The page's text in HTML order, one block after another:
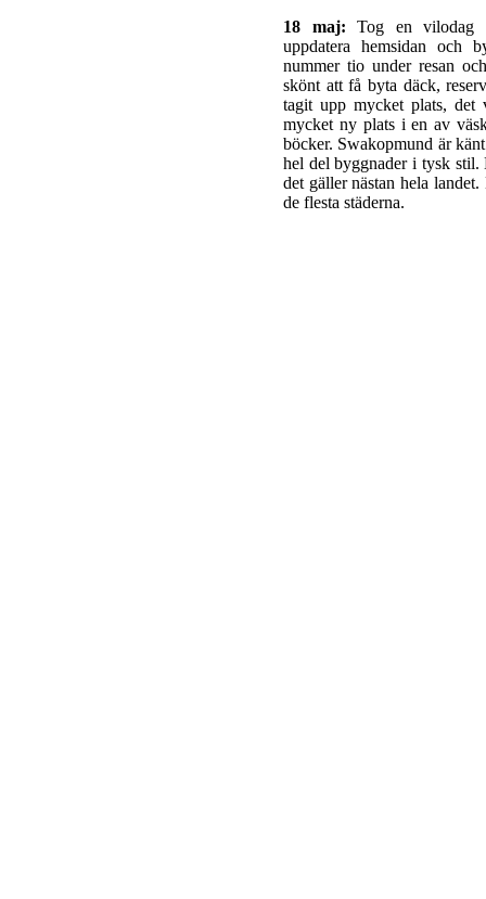
18 maj: Tog en vilodag
uppdatera hemsidan och
nummer tio under resan
skönt att få byta däck,
tagit upp mycket plats, det
mycket ny plats i en av
böcker. Swakopmund är
hel del byggnader i tysk stil.
det gäller nästan hela
de flesta städerna.